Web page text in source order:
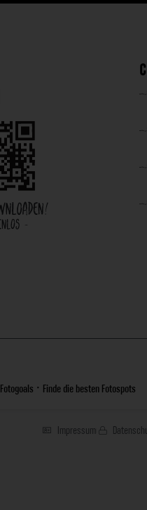
Fotogoals · Finde die besten Fotospots
Impressum